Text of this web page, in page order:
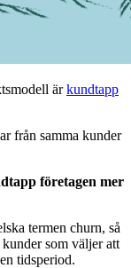
ärkundtapp
från samma kunder
företagen mer
termen churn, så
som väljer att
tidsperiod.